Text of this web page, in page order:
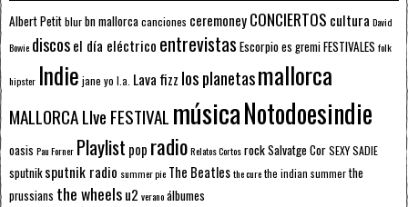
Albert Petitblurbn mallorcacanciones ceremoneyCONCIERTOS cultura David
Bowie discosel día eléctrico entrevistas Escorpioes gremiFESTIVALES folk
hipster Indie jane yo l.a. Lava fizz los planetasmallorca
MALLORCA LIve FESTIVAL músicaNotodoesindie
oasis Pau Forner Playlist pop radioRelatos CortosrockSalvatge CorSEXY SADIE
sputnik sputnik radio summer pie The Beatlesthe curethe indian summerthe
prussians the wheelsu2 veranoálbumes